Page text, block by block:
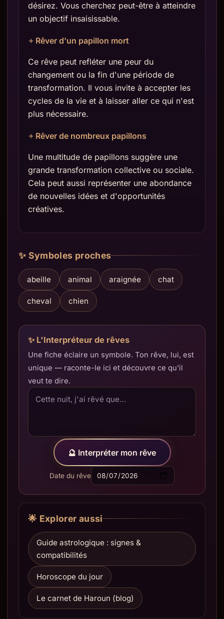
désirez. Vous cherchez peut-être à atteindre
un objectif insaisissable.
Rêver d'un papillon mort
Ce rêve peut refléter une peur du
changement ou la fin d'une période de
transformation. Il vous invite à accepter les
cycles de la vie et à laisser aller ce qui n'est
plus nécessaire.
Rêver de nombreux papillons
Une multitude de papillons suggère une
grande transformation collective ou sociale.
Cela peut aussi représenter une abondance
de nouvelles idées et d'opportunités
créatives.
✨ Symboles proches
abeille animal araignée chat
cheval chien
✨ L'Interpréteur de rêves
Une fiche éclaire un symbole. Ton rêve, lui, est
unique — raconte-le ici et découvre ce qu'il
veut te dire.
🔮 Interpréter mon rêve
Date du rêve
🌟 Explorer aussi
Guide astrologique : signes &
compatibilités
Horoscope du jour
Le carnet de Haroun (blog)